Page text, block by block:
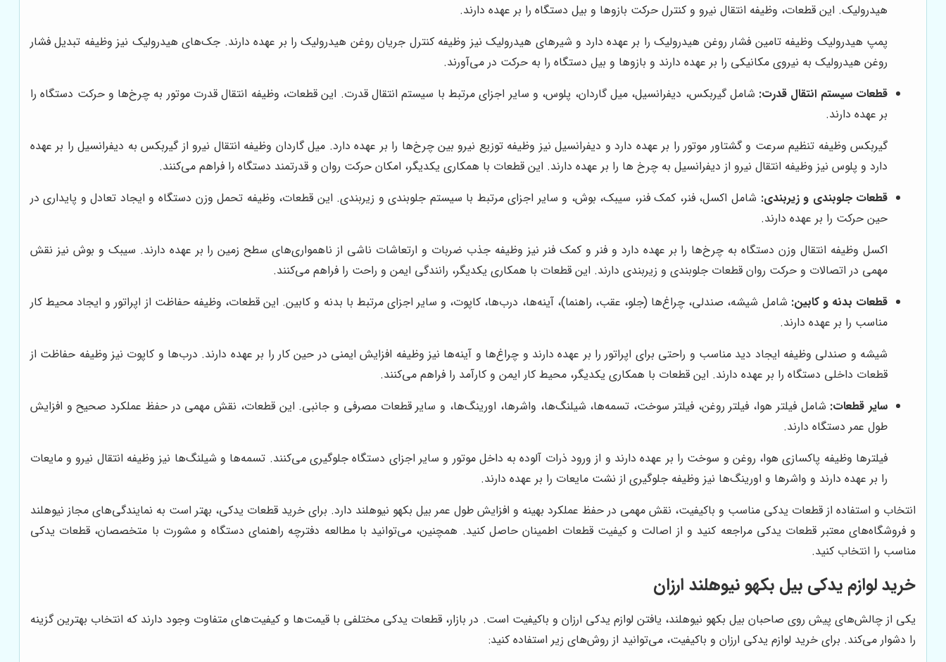
هیدرولیک. این قطعات، وظیفه انتقال نیرو و کنترل حرکت بازوها و بیل دستگاه را بر عهده دارند.
پمپ هیدرولیک وظیفه تامین فشار روغن هیدرولیک را بر عهده دارد و شیرهای هیدرولیک نیز وظیفه کنترل جریان روغن هیدرولیک را بر عهده دارند. جک‌های هیدرولیک نیز وظیفه تبدیل فشار
روغن هیدرولیک به نیروی مکانیکی را بر عهده دارند و بازوها و بیل دستگاه را به حرکت در می‌آورند.
قطعات سیستم انتقال قدرت: شامل گیربکس، دیفرانسیل، میل گاردان، پلوس، و سایر اجزای مرتبط با سیستم انتقال قدرت. این قطعات، وظیفه انتقال قدرت موتور به چرخ‌ها و حرکت دستگاه را
بر عهده دارند.
گیربکس وظیفه تنظیم سرعت و گشتاور موتور را بر عهده دارد و دیفرانسیل نیز وظیفه توزیع نیرو بین چرخ‌ها را بر عهده دارد. میل گاردان وظیفه انتقال نیرو از گیربکس به دیفرانسیل را بر عهده
دارد و پلوس نیز وظیفه انتقال نیرو از دیفرانسیل به چرخ ها را بر عهده دارند. این قطعات با همکاری یکدیگر، امکان حرکت روان و قدرتمند دستگاه را فراهم می‌کنند.
قطعات جلوبندی و زیربندی: شامل اکسل، فنر، کمک فنر، سیبک، بوش، و سایر اجزای مرتبط با سیستم جلوبندی و زیربندی. این قطعات، وظیفه تحمل وزن دستگاه و ایجاد تعادل و پایداری در
حین حرکت را بر عهده دارند.
اکسل وظیفه انتقال وزن دستگاه به چرخ‌ها را بر عهده دارد و فنر و کمک فنر نیز وظیفه جذب ضربات و ارتعاشات ناشی از ناهمواری‌های سطح زمین را بر عهده دارند. سیبک و بوش نیز نقش
مهمی در اتصالات و حرکت روان قطعات جلوبندی و زیربندی دارند. این قطعات با همکاری یکدیگر، رانندگی ایمن و راحت را فراهم می‌کنند.
قطعات بدنه و کابین: شامل شیشه، صندلی، چراغ‌ها (جلو، عقب، راهنما)، آینه‌ها، درب‌ها، کاپوت، و سایر اجزای مرتبط با بدنه و کابین. این قطعات، وظیفه حفاظت از اپراتور و ایجاد محیط کار
مناسب را بر عهده دارند.
شیشه و صندلی وظیفه ایجاد دید مناسب و راحتی برای اپراتور را بر عهده دارند و چراغ‌ها و آینه‌ها نیز وظیفه افزایش ایمنی در حین کار را بر عهده دارند. درب‌ها و کاپوت نیز وظیفه حفاظت از
قطعات داخلی دستگاه را بر عهده دارند. این قطعات با همکاری یکدیگر، محیط کار ایمن و کارآمد را فراهم می‌کنند.
سایر قطعات: شامل فیلتر هوا، فیلتر روغن، فیلتر سوخت، تسمه‌ها، شیلنگ‌ها، واشرها، اورینگ‌ها، و سایر قطعات مصرفی و جانبی. این قطعات، نقش مهمی در حفظ عملکرد صحیح و افزایش
طول عمر دستگاه دارند.
فیلترها وظیفه پاکسازی هوا، روغن و سوخت را بر عهده دارند و از ورود ذرات آلوده به داخل موتور و سایر اجزای دستگاه جلوگیری می‌کنند. تسمه‌ها و شیلنگ‌ها نیز وظیفه انتقال نیرو و مایعات
را بر عهده دارند و واشرها و اورینگ‌ها نیز وظیفه جلوگیری از نشت مایعات را بر عهده دارند.
انتخاب و استفاده از قطعات یدکی مناسب و باکیفیت، نقش مهمی در حفظ عملکرد بهینه و افزایش طول عمر بیل بکهو نیوهلند دارد. برای خرید قطعات یدکی، بهتر است به نمایندگی‌های مجاز نیوهلند
و فروشگاه‌های معتبر قطعات یدکی مراجعه کنید و از اصالت و کیفیت قطعات اطمینان حاصل کنید. همچنین، می‌توانید با مطالعه دفترچه راهنمای دستگاه و مشورت با متخصصان، قطعات یدکی
مناسب را انتخاب کنید.
خرید لوازم یدکی بیل بکهو نیوهلند ارزان
یکی از چالش‌های پیش روی صاحبان بیل بکهو نیوهلند، یافتن لوازم یدکی ارزان و باکیفیت است. در بازار، قطعات یدکی مختلفی با قیمت‌ها و کیفیت‌های متفاوت وجود دارند که انتخاب بهترین گزینه
را دشوار می‌کند. برای خرید لوازم یدکی ارزان و باکیفیت، می‌توانید از روش‌های زیر استفاده کنید: